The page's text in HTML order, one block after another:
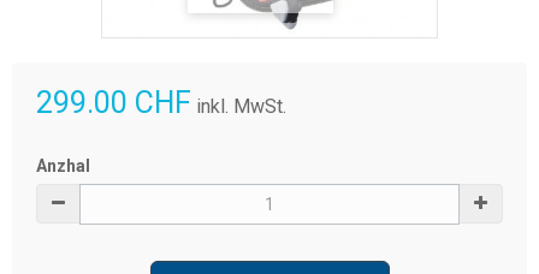
299.00 CHF inkl. MwSt.
Anzhal